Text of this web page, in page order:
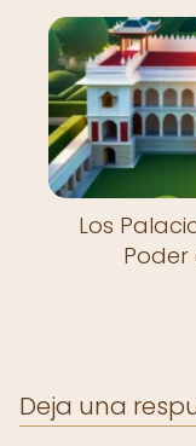
Los
Poder
Deja una